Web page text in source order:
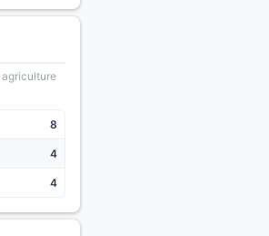
agriculture
8
4
4